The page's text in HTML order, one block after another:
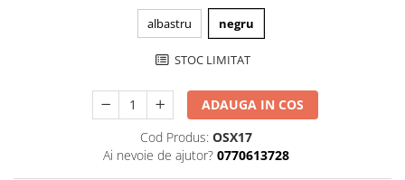
albastru negru
STOC LIMITAT
ADAUGA IN COS
Cod Produs: OSX17
Ai nevoie de ajutor? 0770613728